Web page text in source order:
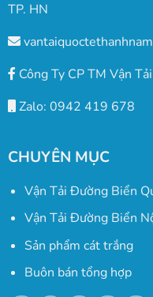
TP. HN
Công Ty CP TM Vận
Zalo: 0942 419 678
CHUYÊN MỤC
Vận Tải Đường Biển
Vận Tải Đường Biển
Sản phẩm cát trắng
Buôn bán tổng hợp